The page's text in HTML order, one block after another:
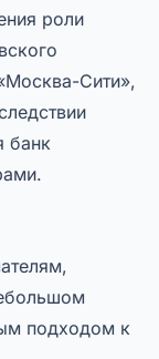
роли
Сити»,
банк
подходом к